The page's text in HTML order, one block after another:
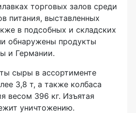
торговых залов среди
питания, выставленных
в подсобных и складских
обнаружены продукты
и Германии.
сыры в ассортименте
3,8 т, а также колбаса
весом 396 кг. Изъятая
уничтожению.